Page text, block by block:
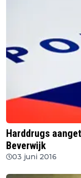
Harddrugs
Beverwijk
03 juni 2016